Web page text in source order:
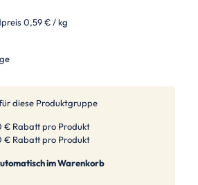
0,59€/ kg
diese Produktgruppe
€ Rabatt pro Produkt
€ Rabatt pro Produkt
im Warenkorb